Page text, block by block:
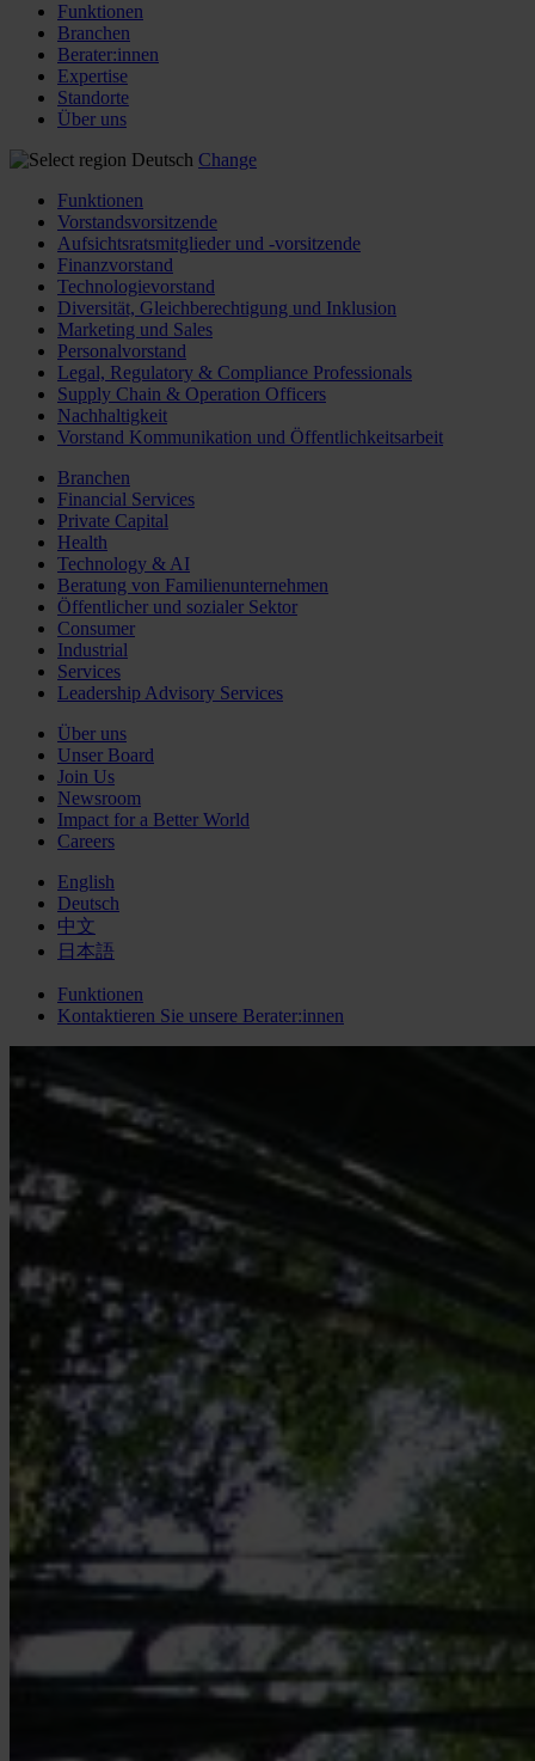
Funktionen
Branchen
Berater:innen
Expertise
Standorte
Über uns
Deutsch Change
Funktionen
Vorstandsvorsitzende
Aufsichtsratsmitglieder und -vorsitzende
Finanzvorstand
Technologievorstand
Diversität, Gleichberechtigung und Inklusion
Marketing und Sales
Personalvorstand
Legal, Regulatory & Compliance Professionals
Supply Chain & Operation Officers
Nachhaltigkeit
Vorstand Kommunikation und Öffentlichkeitsarbeit
Branchen
Financial Services
Private Capital
Health
Technology & AI
Beratung von Familienunternehmen
Öffentlicher und sozialer Sektor
Consumer
Industrial
Services
Leadership Advisory Services
Über uns
Unser Board
Join Us
Newsroom
Impact for a Better World
Careers
English
Deutsch
中文
日本語
Funktionen
Kontaktieren Sie unsere Berater:innen